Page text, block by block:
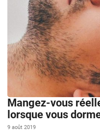
Mangez-vous
lorsque vous
9 août 2019